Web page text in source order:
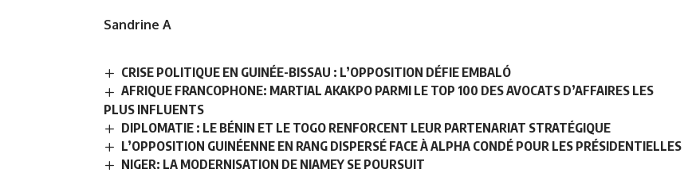
Sandrine A
CRISE POLITIQUE EN GUINÉE-BISSAU : L’OPPOSITION DÉFIE EMBALÓ
AFRIQUE FRANCOPHONE: MARTIAL AKAKPO PARMI LE TOP 100 DES AVOCATS D’AFFAIRES LES
PLUS INFLUENTS
DIPLOMATIE : LE BÉNIN ET LE TOGO RENFORCENT LEUR PARTENARIAT STRATÉGIQUE
L’OPPOSITION GUINÉENNE EN RANG DISPERSÉ FACE À ALPHA CONDÉ POUR LES PRÉSIDENTIELLES
NIGER: LA MODERNISATION DE NIAMEY SE POURSUIT